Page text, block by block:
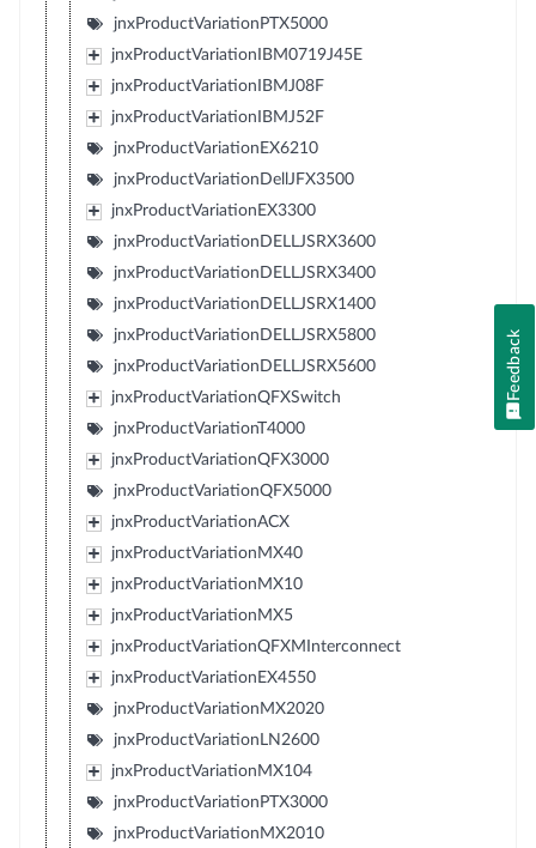
jnxProductVariationPTX5000
jnxProductVariationIBM0719J45E
jnxProductVariationIBMJ08F
jnxProductVariationIBMJ52F
jnxProductVariationEX6210
jnxProductVariationDellJFX3500
jnxProductVariationEX3300
jnxProductVariationDELLJSRX3600
jnxProductVariationDELLJSRX3400
jnxProductVariationDELLJSRX1400
jnxProductVariationDELLJSRX5800
jnxProductVariationDELLJSRX5600
jnxProductVariationQFXSwitch
jnxProductVariationT4000
jnxProductVariationQFX3000
jnxProductVariationQFX5000
jnxProductVariationACX
jnxProductVariationMX40
jnxProductVariationMX10
jnxProductVariationMX5
jnxProductVariationQFXMInterconnect
jnxProductVariationEX4550
jnxProductVariationMX2020
jnxProductVariationLN2600
jnxProductVariationMX104
jnxProductVariationPTX3000
jnxProductVariationMX2010
Feedback